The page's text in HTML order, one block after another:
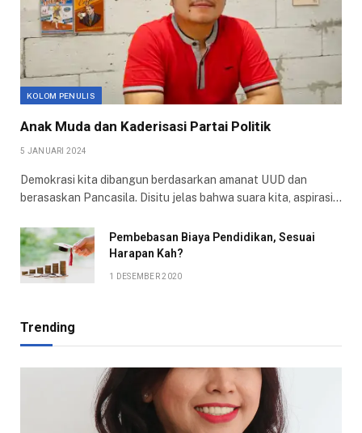
KOLOM PENULIS
Anak Muda dan Kaderisasi Partai Politik
5 JANUARI 2024
Demokrasi kita dibangun berdasarkan amanat UUD dan
berasaskan Pancasila. Disitu jelas bahwa suara kita, aspirasi…
Pembebasan Biaya Pendidikan, Sesuai
Harapan Kah?
1 DESEMBER 2020
Trending